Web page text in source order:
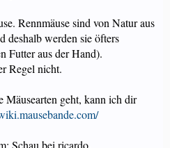
Rennmäuse sind von Natur aus
deshalb werden sie öfters
Futter aus der Hand).
Regel nicht.
Mäusearten geht, kann ich dir
Schau bei ricardo,